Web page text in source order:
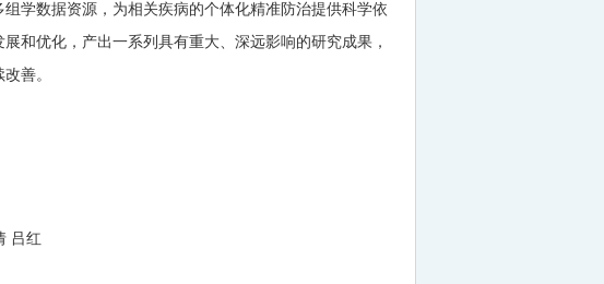
学数据资源，为相关疾病的个体化精准防治提供科学依
和优化，产出一系列具有重大、深远影响的研究成果，
善。
吕红